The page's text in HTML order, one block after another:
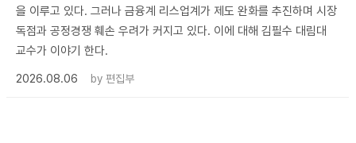
을 이루고 있다. 그러나 금융계 리스업계가 제도 완화를 추진하며 시장
독점과 공정경쟁 훼손 우려가 커지고 있다. 이에 대해 김필수 대림대
교수가 이야기 한다.
2026.08.06
by 편집부